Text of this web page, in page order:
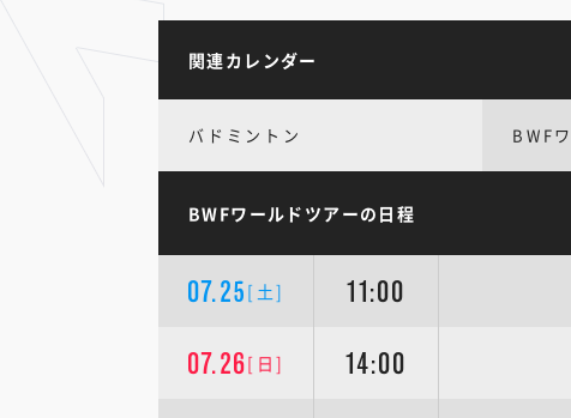
関連カレンダー
バドミントン BWF
BWFワールドツアーの日程
07.25 [土] 11:00
07.26[日] 14:00